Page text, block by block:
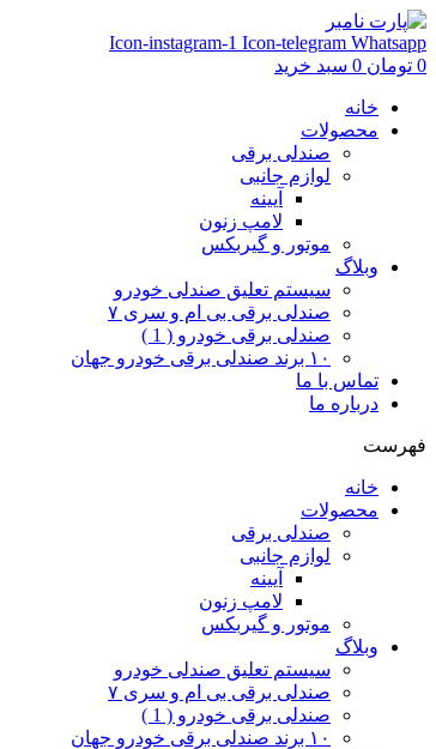
Icon-instagram-1 Icon-telegram Whatsapp
0 تومان 0 سبد خرید
خانه
محصولات
صندلی برقی
لوازم جانبی
آیینه
لامپ زنون
موتور و گیربکس
وبلاگ
سیستم تعلیق صندلی خودرو
صندلی برقی بی ام و سری ۷
صندلی برقی خودرو ( 1 )
۱۰ برند صندلی برقی خودرو جهان
تماس با ما
درباره ما
فهرست
خانه
محصولات
صندلی برقی
لوازم جانبی
آیینه
لامپ زنون
موتور و گیربکس
وبلاگ
سیستم تعلیق صندلی خودرو
صندلی برقی بی ام و سری ۷
صندلی برقی خودرو ( 1 )
۱۰ برند صندلی برقی خودرو جهان